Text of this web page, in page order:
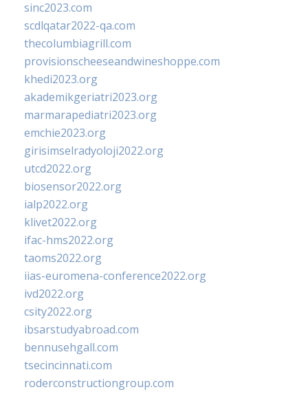
sinc2023.com
scdlqatar2022-qa.com
thecolumbiagrill.com
provisionscheeseandwineshoppe.com
khedi2023.org
akademikgeriatri2023.org
marmarapediatri2023.org
emchie2023.org
girisimselradyoloji2022.org
utcd2022.org
biosensor2022.org
ialp2022.org
klivet2022.org
ifac-hms2022.org
taoms2022.org
iias-euromena-conference2022.org
ivd2022.org
csity2022.org
ibsarstudyabroad.com
bennusehgall.com
tsecincinnati.com
roderconstructiongroup.com